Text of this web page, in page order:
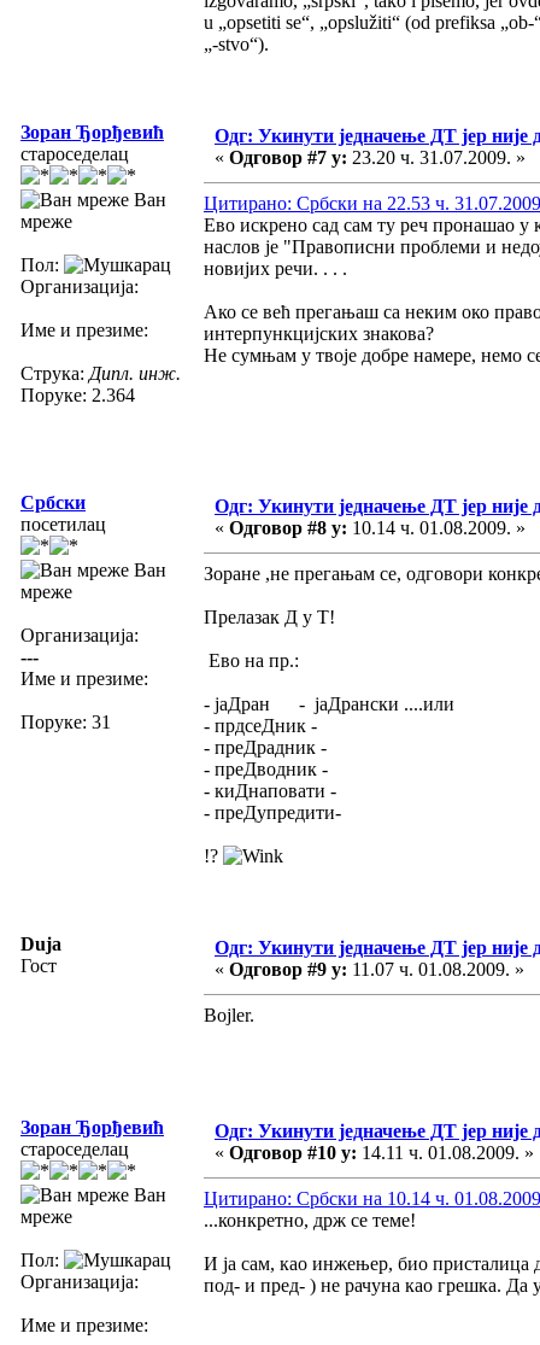
u „opsetiti se“, „opslužiti“ (od prefiksa
„-stvo“).
Зоран Ђорђевић
староседелац
Ван
мреже
Пол:
Организација:
Име и презиме:
Струка: Дипл. инж.
Поруке: 2.364
Одг: Укинути једначење ДТ јер није
« Одговор #7 у: 23.20 ч. 31.07.2009. »
Цитирано: Србски на 22.53 ч.
Ево искрено сад сам ту реч пронашао
наслов је "Правописни проблеми и
новијих речи. . . .
Ако се већ прегањаш са неким око
интерпункцијских знакова?
Не сумњам у твоје добре намере, немо
Србски
посетилац
Ван
мреже
Организација:
---
Име и презиме:
Поруке: 31
Одг: Укинути једначење ДТ јер није
« Одговор #8 у: 10.14 ч. 01.08.2009. »
Зоране ,не прегањам се, одговори
Прелазак Д у Т!
Ево на пр.:
- јаДран - јаДрански ....или
- прдсеДник -
- преДрадник -
- преДводник -
- киДнаповати -
- преДупредити-
!?
Duja
Гост
Одг: Укинути једначење ДТ јер није
« Одговор #9 у: 11.07 ч. 01.08.2009. »
Bojler.
Зоран Ђорђевић
староседелац
Ван
мреже
Пол:
Организација:
Име и презиме:
Одг: Укинути једначење ДТ јер није
« Одговор #10 у: 14.11 ч. 01.08.2009. »
Цитирано: Србски на 10.14 ч.
...конкретно, држ се теме!
И ја сам, као инжењер, био присталица
под- и пред- ) не рачуна као грешка. Да